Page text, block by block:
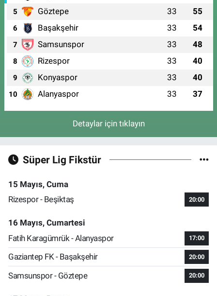
5 Göztepe 33 55
6 Başakşehir 33 54
7 Samsunspor 33 48
8 Rizespor 33 40
9 Konyaspor 33 40
10 Alanyaspor 33 37
Detaylar için tıklayın
Süper Lig Fikstür
15 Mayıs, Cuma
Rizespor - Beşiktaş
20:00
16 Mayıs, Cumartesi
Fatih Karagümrük - Alanyaspor
17:00
Gaziantep FK - Başakşehir 20:00
Samsunspor - Göztepe 20:00